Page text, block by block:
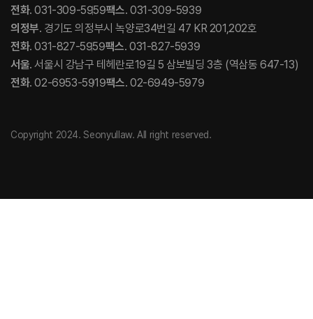
전화. 031-309-5959팩스. 031-309-5939
의정부. 경기도 의정부시 녹양로34번길 47 KR 201,202호
전화. 031-827-5959팩스. 031-827-5939
서울. 서울시 강남구 테헤란로19길 5 삼보빌딩 3층 (역삼동 647-13)
전화. 02-6953-5919팩스. 02-6949-5979
Copyright 2024. Seonyullaw. All right reserved.